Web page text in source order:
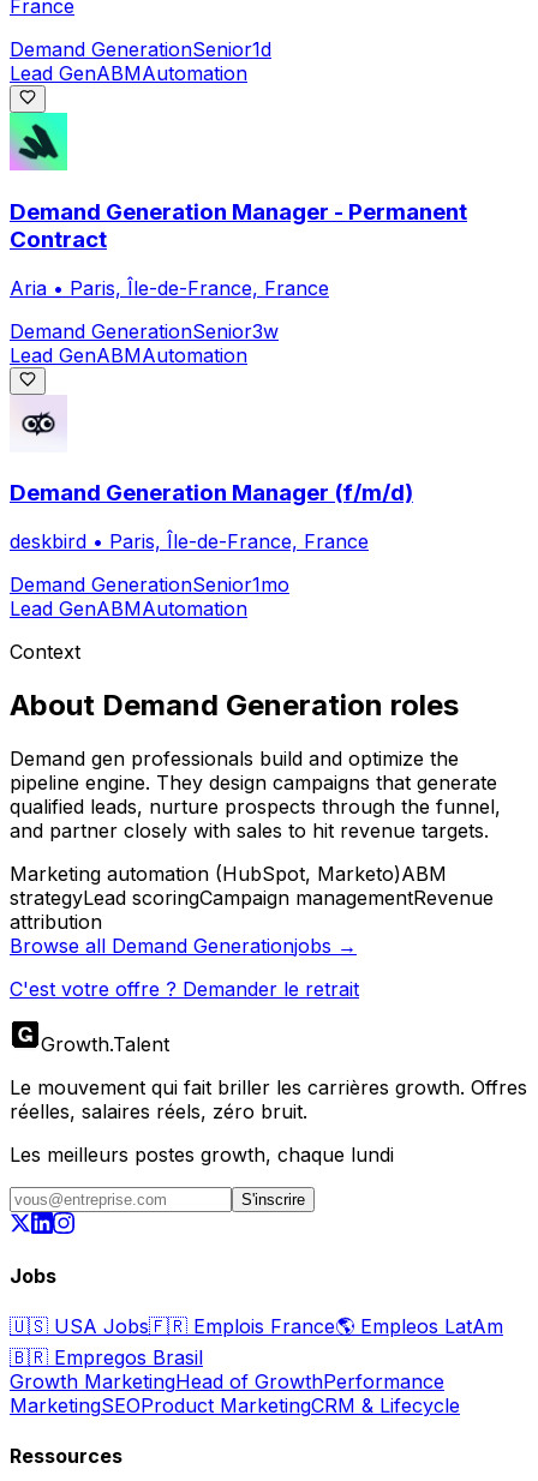
France
Demand GenerationSenior1d
Lead GenABMAutomation
Demand Generation Manager - Permanent
Contract
Aria • Paris, Île-de-France, France
Demand GenerationSenior3w
Lead GenABMAutomation
Demand Generation Manager (f/m/d)
deskbird • Paris, Île-de-France, France
Demand GenerationSenior1mo
Lead GenABMAutomation
Context
About Demand Generation roles
Demand gen professionals build and optimize the
pipeline engine. They design campaigns that generate
qualified leads, nurture prospects through the funnel,
and partner closely with sales to hit revenue targets.
Marketing automation (HubSpot, Marketo)ABM
strategyLead scoringCampaign managementRevenue
attribution
Browse all Demand Generationjobs →
C'est votre offre ? Demander le retrait
Growth.Talent
Le mouvement qui fait briller les carrières growth. Offres
réelles, salaires réels, zéro bruit.
Les meilleurs postes growth, chaque lundi
S'inscrire
Jobs
🇺🇸 USA Jobs🇫🇷 Emplois France🌎 Empleos LatAm
🇧🇷 Empregos Brasil
Growth MarketingHead of GrowthPerformance
MarketingSEOProduct MarketingCRM & Lifecycle
Ressources